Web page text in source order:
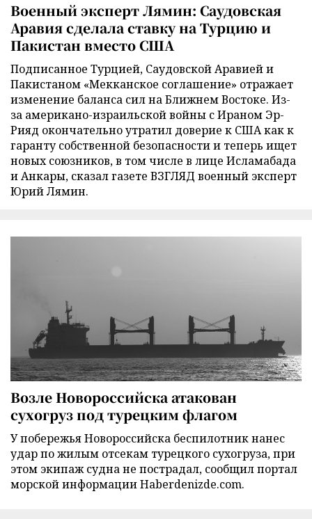
Военный эксперт Лямин: Саудовская
Аравия сделала ставку на Турцию и
Пакистан вместо США
Подписанное Турцией, Саудовской Аравией и
Пакистаном «Мекканское соглашение» отражает
изменение баланса сил на Ближнем Востоке. Из-
за американо-израильской войны с Ираном Эр-
Рияд окончательно утратил доверие к США как к
гаранту собственной безопасности и теперь ищет
новых союзников, в том числе в лице Исламабада
и Анкары, сказал газете ВЗГЛЯД военный эксперт
Юрий Лямин.
Возле Новороссийска атакован
сухогруз под турецким флагом
У побережья Новороссийска беспилотник нанес
удар по жилым отсекам турецкого сухогруза, при
этом экипаж судна не пострадал, сообщил портал
морской информации Haberdenizde.com.